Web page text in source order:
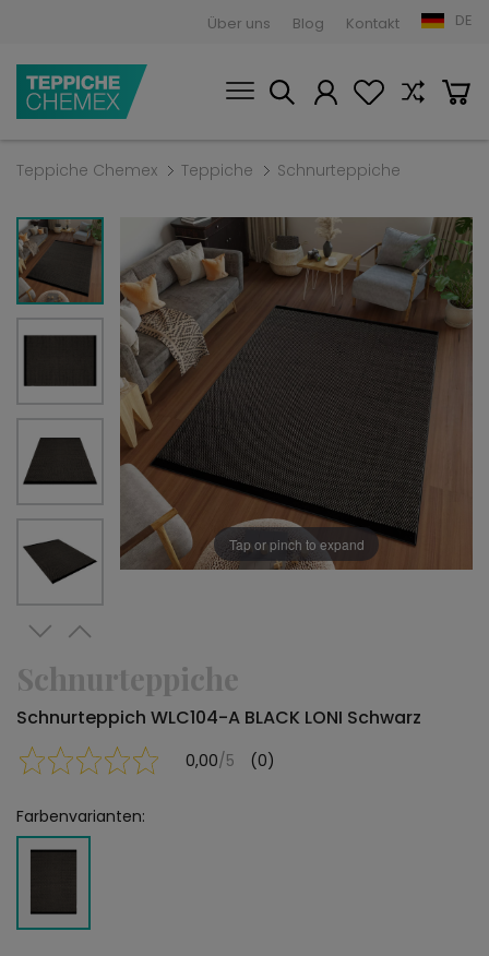
Über uns Blog Kontakt DE
Teppiche Chemex Teppiche Schnurteppiche
Tap or pinch to expand
Schnurteppiche
Schnurteppich WLC104-A BLACK LONI Schwarz
0,00/5 (0)
Farbenvarianten: